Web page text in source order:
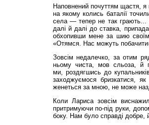
Наповнений почуттям щастя,
на якому колись баталії
села — тепер не так грають...
далі й далі до ставка,
обхопивши мене за шию
«Отямся. Нас можуть
Зовсім недалечко, за отим
ньому чиста, мов сльоза, й
ми, роздягшись до
заходжуємося бризкатися,
женеться за мною, не може
Коли Лариса зовсім
притримуючи по-під руки,
боку. Нам було справді добре,